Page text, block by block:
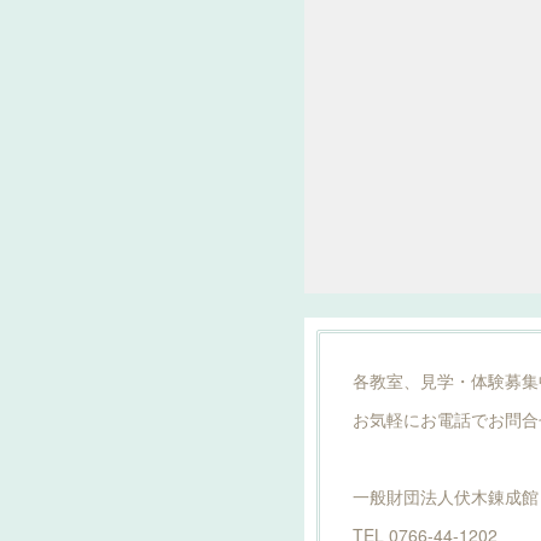
各教室、見学・体験募集
お気軽にお電話でお問合
一般財団法人伏木錬成
TEL 0766-44-1202